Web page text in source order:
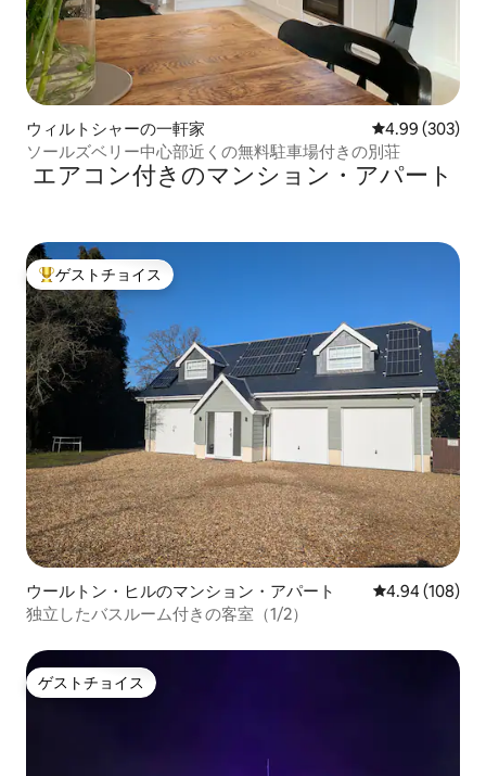
ウィルトシャーの一軒家 レビュー303
4.99 (303)
ソールズベリー中心部近くの無料駐車場付きの別荘
エアコン付きのマンション・アパート
大好評のゲストチョイスです。
ゲストチョイス
ウールトン・ヒルのマンション・アパート レビュー108
4.94 (108)
独立したバスルーム付きの客室（1/2）
ゲストチョイス
ゲストチョイス